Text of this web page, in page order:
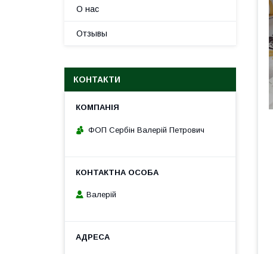
О нас
Отзывы
КОНТАКТИ
ФОП Сербін Валерій Петрович
Валерій